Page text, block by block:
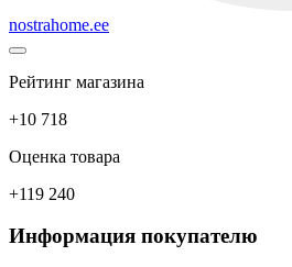
nostrahome.ee
Рейтинг магазина
+10 718
Оценка товара
+119 240
Информация покупателю